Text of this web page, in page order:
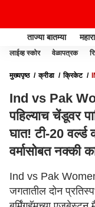
ताज्या बातम्या
लाईव्ह स्कोर वेळापत्रक
मुख्यपृष्ठ क्रीडा क्रिकेट
वर्मासोबत नक्की काय घडलं?,
Ind vs Pak
पहिल्याच चेंडूवर
घात! टी-20 वर्ल्ड
वर्मासोबत
Ind vs Pak
जगतातील दोन